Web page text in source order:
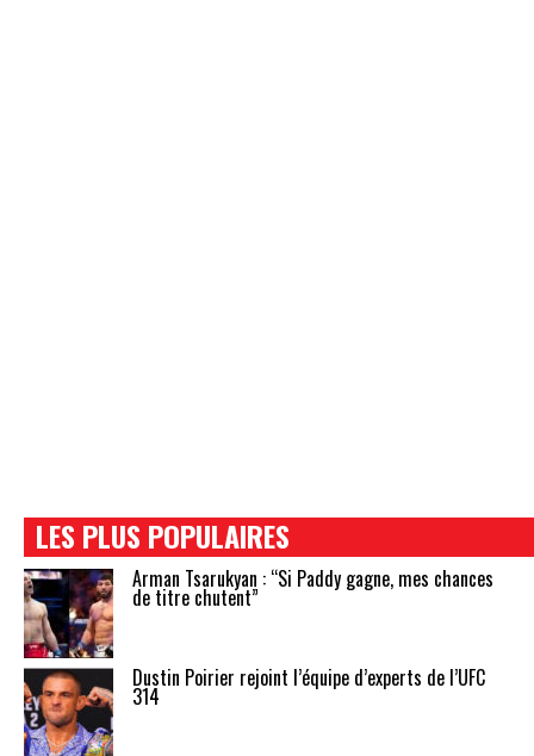
LES PLUS POPULAIRES
Arman Tsarukyan : “Si Paddy gagne, mes chances
de titre chutent”
Dustin Poirier rejoint l’équipe d’experts de l’UFC
314